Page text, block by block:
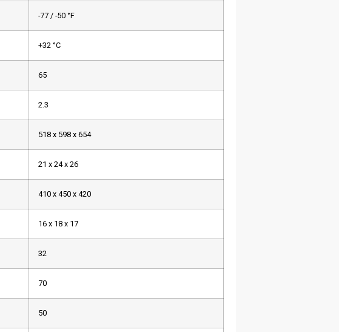
-77 / -50 °F
+32 °C
65
2.3
518 x 598 x 654
21 x 24 x 26
410 x 450 x 420
16 x 18 x 17
32
70
50